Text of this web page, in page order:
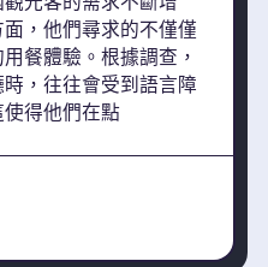
，他們尋求的不僅僅
餐體驗。根據調查，
，往往會受到語言障
得他們在點